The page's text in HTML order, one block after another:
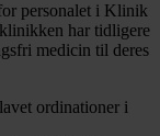
personalet i Klinik
har tidligere
medicin til deres
ordinationer i